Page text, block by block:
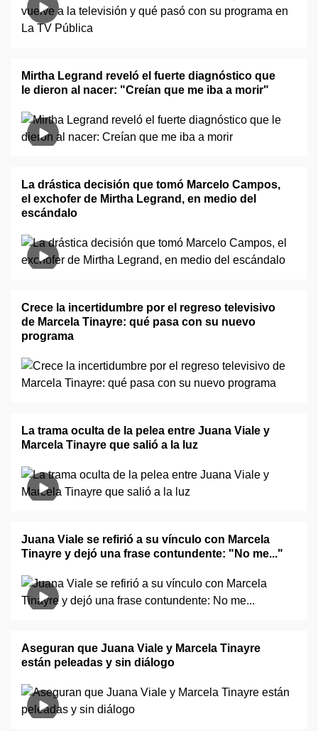
Mirtha Legrand reveló el fuerte diagnóstico que
le dieron al nacer: "Creían que me iba a morir"
La drástica decisión que tomó Marcelo Campos,
el exchofer de Mirtha Legrand, en medio del
escándalo
Crece la incertidumbre por el regreso televisivo
de Marcela Tinayre: qué pasa con su nuevo
programa
La trama oculta de la pelea entre Juana Viale y
Marcela Tinayre que salió a la luz
Juana Viale se refirió a su vínculo con Marcela
Tinayre y dejó una frase contundente: "No me..."
Aseguran que Juana Viale y Marcela Tinayre
están peleadas y sin diálogo